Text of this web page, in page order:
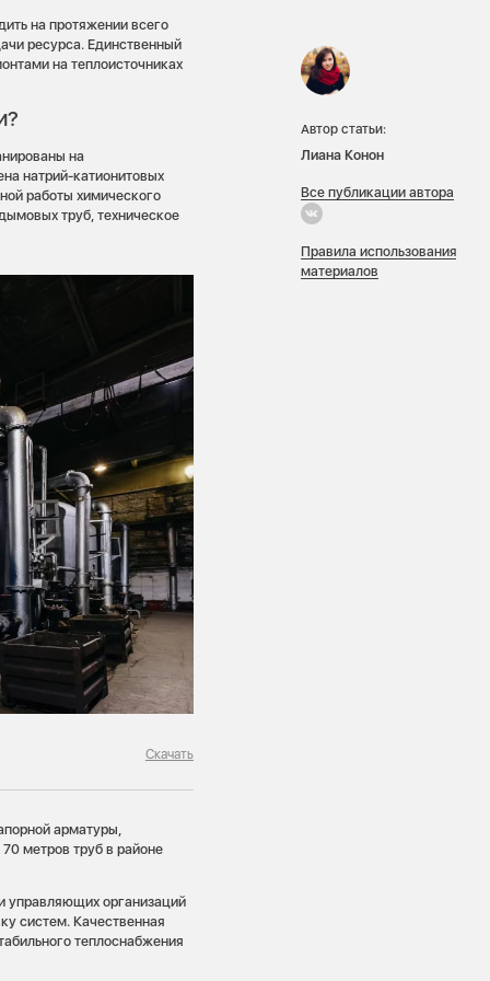
на протяжении всего
ресурса. Единственный
на теплоисточниках
на
натрий-катионитовых
работы химического
труб, техническое
Скачать
арматуры,
метров труб в районе
управляющих организаций
систем. Качественная
теплоснабжения
Автор статьи:
Лиана Конон
Все публикации автора
Правила использования
материалов